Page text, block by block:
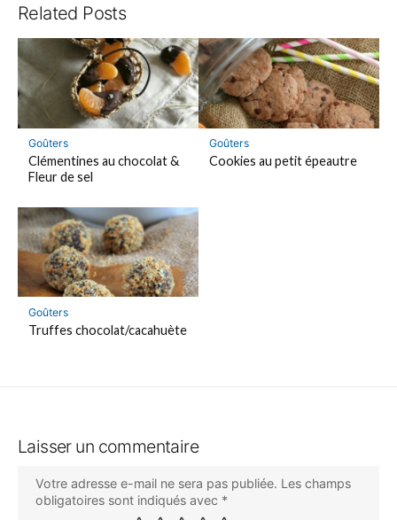
Related Posts
Goûters
Clémentines au chocolat &
Fleur de sel
Goûters
Cookies au petit épeautre
Goûters
Truffes chocolat/cacahuète
Laisser un commentaire
Votre adresse e-mail ne sera pas publiée. Les champs
obligatoires sont indiqués avec *